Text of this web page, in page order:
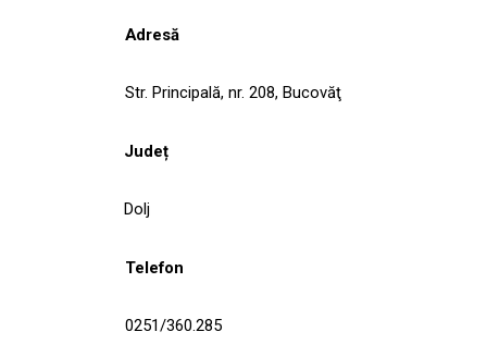
Adresă
Str. Principală, nr. 208, Bucovăţ
Județ
Dolj
Telefon
0251/360.285